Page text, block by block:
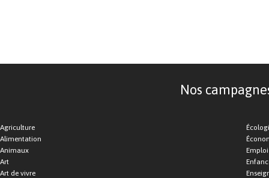
Nos
Agriculture
Alimentation
Animaux
Art
Art de vivre
Emploi